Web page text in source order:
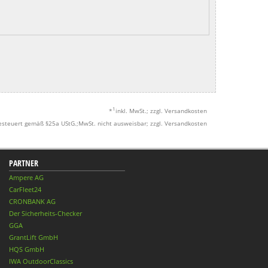
* 1 inkl. MwSt.; zzgl. Versandkosten
gemäß §25a UStG.;MwSt. nicht ausweisbar; zzgl. Versandkosten
PARTNER
Ampere AG
CarFleet24
CRONBANK AG
Der Sicherheits-Checker
GGA
GrantLift GmbH
HQS GmbH
IWA OutdoorClassics